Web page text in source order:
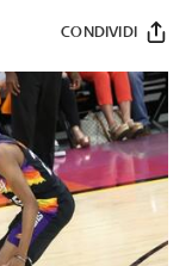
CONDIVIDI